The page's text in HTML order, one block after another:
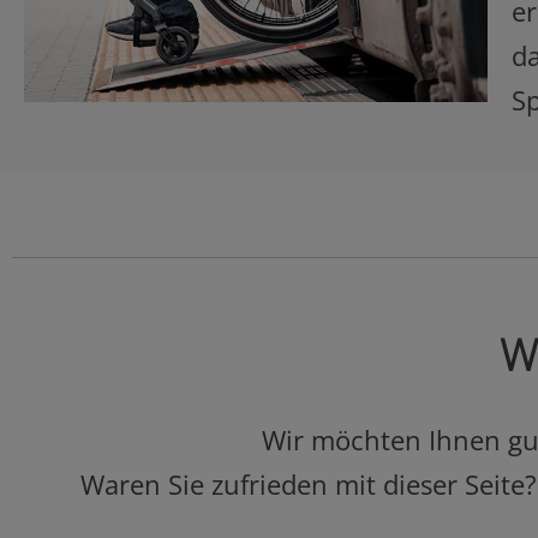
Wir möchten Ihnen
Waren Sie zufrieden mit dieser